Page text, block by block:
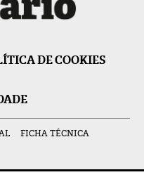
DE COOKIES
FICHA TÉCNICA